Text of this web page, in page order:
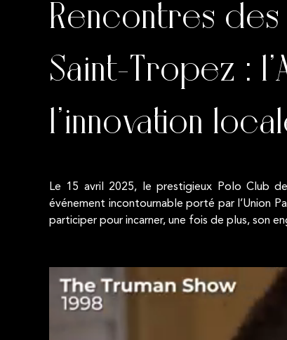
Rencontres
Saint-Tropez :
l’innovation
Le 15 avril 2025, le prestigieux Polo Club
événement incontournable porté par l’Union
participer pour incarner, une fois de plus, son